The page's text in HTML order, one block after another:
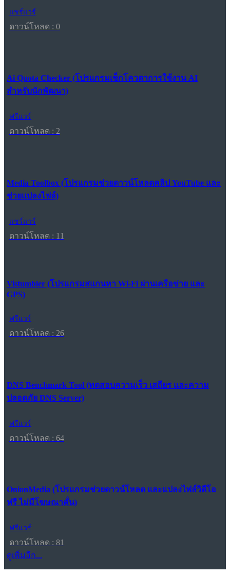
แชร์แวร์
ดาวน์โหลด : 0
Ai Quota Checker (โปรแกรมเช็กโควตาการใช้งาน AI
สำหรับนักพัฒนา)
ฟรีแวร์
ดาวน์โหลด : 2
Media Toolbox (โปรแกรมช่วยดาวน์โหลดคลิป YouTube และ
ช่วยแปลงไฟล์)
แชร์แวร์
ดาวน์โหลด : 11
Vistumbler (โปรแกรมสแกนหา Wi-Fi ผ่านเครือข่าย และ
GPS)
ฟรีแวร์
ดาวน์โหลด : 26
DNS Benchmark Tool (ทดสอบความเร็ว เสถียร และความ
ปลอดภัย DNS Server)
ฟรีแวร์
ดาวน์โหลด : 64
OnionMedia (โปรแกรมช่วยดาวน์โหลด และแปลงไฟล์วิดีโอ
ฟรี ไม่มีโฆษณาคั่น)
ฟรีแวร์
ดาวน์โหลด : 81
ดูเพิ่มอีก...